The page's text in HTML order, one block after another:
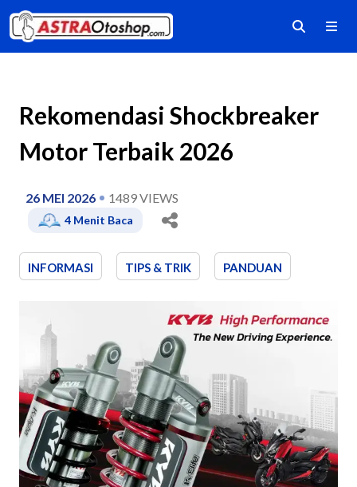
Rekomendasi Shockbreaker
Motor Terbaik 2026
26 MEI 2026 1489VIEWS
4 Menit Baca
INFORMASI TIPS & TRIK PANDUAN